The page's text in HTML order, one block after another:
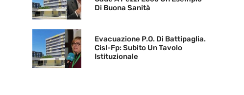
Di Buona Sanità
Evacuazione P.O. Di Battipaglia.
Cisl-Fp: Subito Un Tavolo
Istituzionale